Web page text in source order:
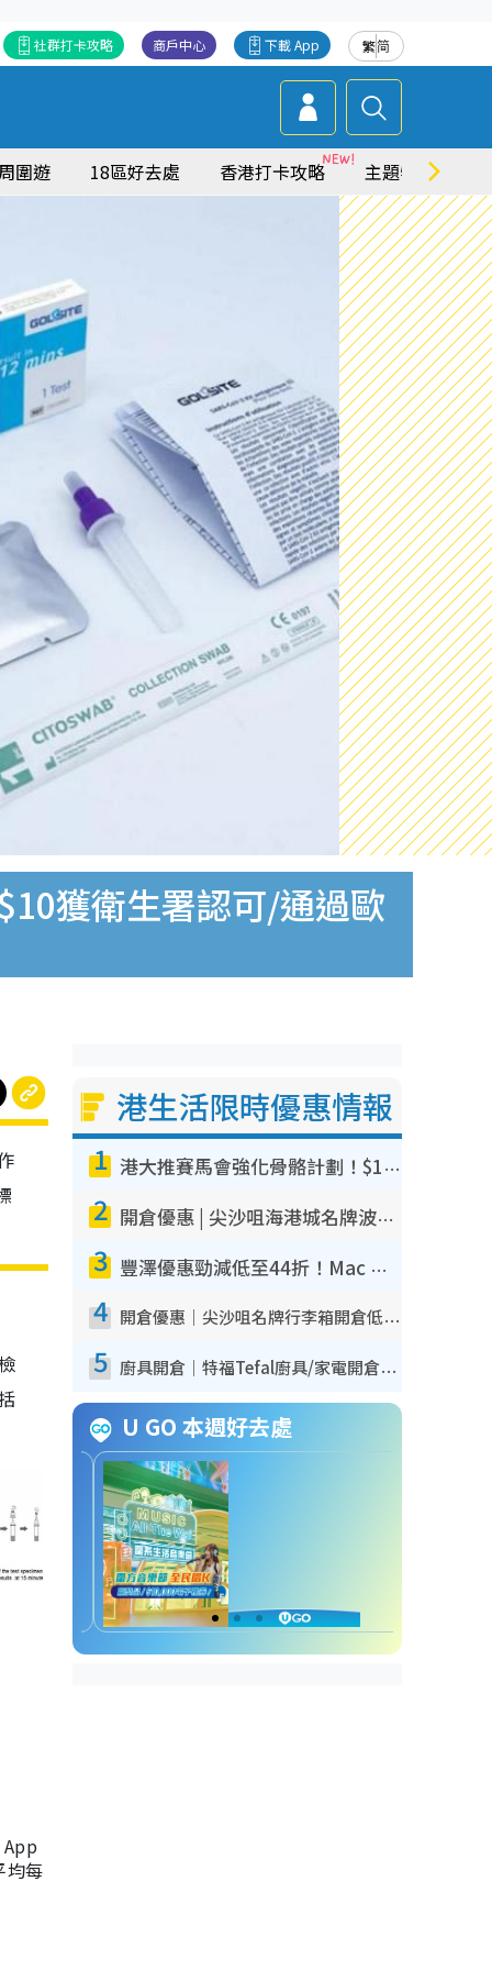
繁简
下載 App
商戶中心
社群打卡攻略
圍遊 18區好去處 香港打卡攻略 主題特集
獲衛生署認可/通過歐
均每
港生活限時優惠情報
1 港大推賽馬會強化骨骼計劃！$100骨質密度X光檢查 完成免費運動訓練送超市禮券！附參加資格
2 開倉優惠 | 尖沙咀海港城名牌波鞋開倉低至1折！On鞋$899起／Joy&Peace鞋履$98起
3 豐澤優惠勁減低至44折！Mac mini/iPhone17Pro大減價！廚房家電$220起
4 開倉優惠｜尖沙咀名牌行李箱開倉低至4折！一連5日 American Tourister/ace./Hallmark $200起！
5 廚具開倉｜特福Tefal廚具/家電開倉低至3折！$220起買平底鍋/炒鑊/湯煲！電飯煲/吸塵機/燙斗$418起
U GO 本週好去處